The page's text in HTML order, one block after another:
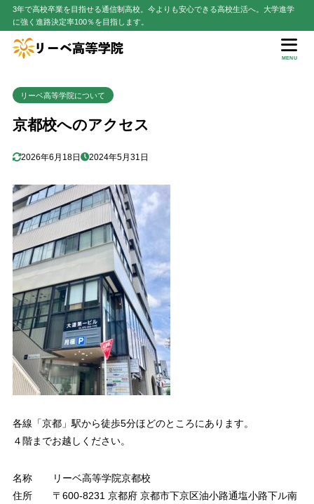
3年で高校卒業を目指せる通信制高校。今よりも安心できる高校生活へ。大学進学
に強く進路決定率100％を目指します。
MENU
リーベ高等学院について
京都校へのアクセス
2026年6月18日 2024年5月31日
各線「京都」駅から徒歩5分ほどのところにあります。
４階までお越しください。
名称
リーベ高等学院京都校
住所
〒600-8231 京都府 京都市下京区油小路通塩小路下ル南